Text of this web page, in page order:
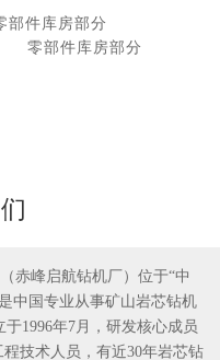
零部件库房部分
峰启航钻机厂）位于“中
中国专业从事矿山岩芯钻机
1996年7月，研发核心成员
技术人员，有近30年岩芯钻